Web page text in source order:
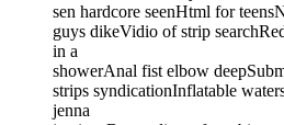
sen hardcore seenHtml for
guys dikeVidio of strip
in a
showerAnal fist elbow
strips syndicationInflatable
jenna